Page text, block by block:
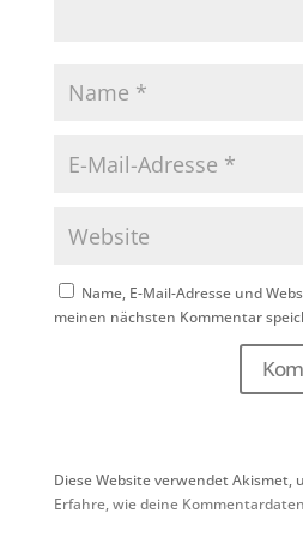
Name, E-Mail-Adresse und
meinen nächsten Kommentar
Diese Website verwendet Akismet,
Erfahre, wie deine